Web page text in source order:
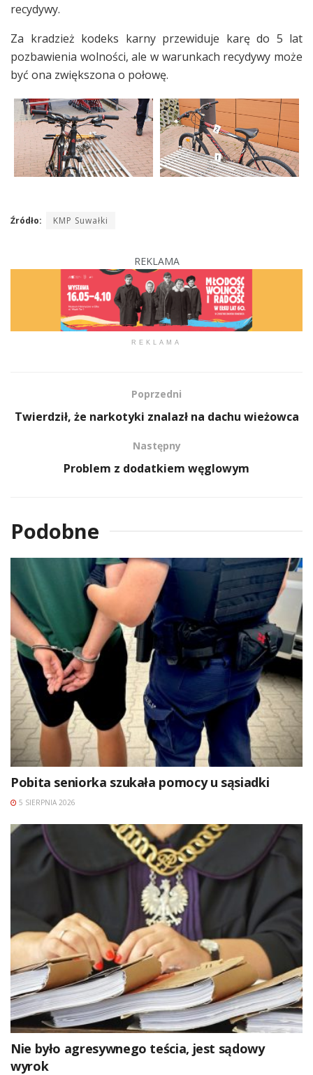
recydywy.
Za kradzież kodeks karny przewiduje karę do 5 lat
pozbawienia wolności, ale w warunkach recydywy może
być ona zwiększona o połowę.
Źródło: KMP Suwałki
REKLAMA
REKLAMA
Poprzedni
Twierdził, że narkotyki znalazł na dachu wieżowca
Następny
Problem z dodatkiem węglowym
Podobne
Pobita seniorka szukała pomocy u sąsiadki
5 SIERPNIA 2026
Nie było agresywnego teścia, jest sądowy
wyrok